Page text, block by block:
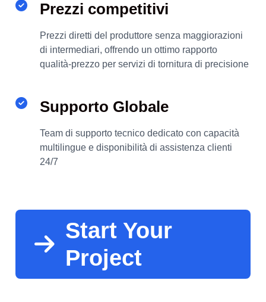
Prezzi competitivi
Prezzi diretti del produttore senza maggiorazioni
di intermediari, offrendo un ottimo rapporto
qualità-prezzo per servizi di tornitura di precisione
Supporto Globale
Team di supporto tecnico dedicato con capacità
multilingue e disponibilità di assistenza clienti
24/7
Start Your
Project